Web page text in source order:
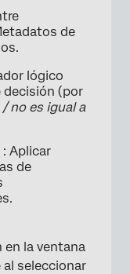
de
lógico
decisión (por
/ no es igual a
: Aplicar
de
en la ventana
al seleccionar